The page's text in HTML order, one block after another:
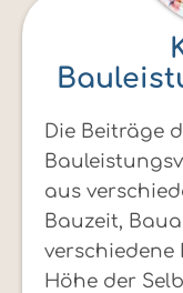
Die Beiträge
aus
Bauzeit,
verschiedene
Höhe der